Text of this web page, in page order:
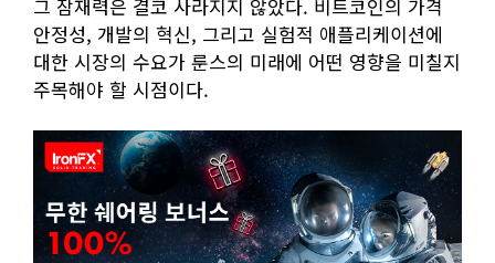
그 잠재력은 결코 사라지지 않았다. 비트코인의 가격
안정성, 개발의 혁신, 그리고 실험적 애플리케이션에
대한 시장의 수요가 룬스의 미래에 어떤 영향을 미칠지
주목해야 할 시점이다.